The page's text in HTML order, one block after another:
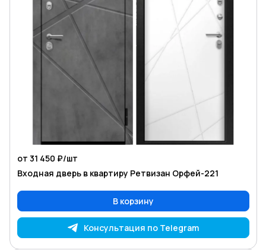
от 31 450 ₽/шт
Входная дверь в квартиру Ретвизан Орфей-221
В корзину
Консультация по Telegram